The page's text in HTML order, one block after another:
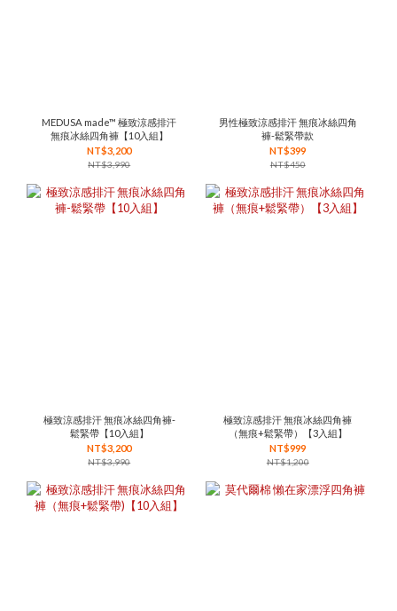
MEDUSA made™ 極致涼感排汗
無痕冰絲四角褲【10入組】
NT$3,200
NT$3,990
男性極致涼感排汗 無痕冰絲四角
褲-鬆緊帶款
NT$399
NT$450
極致涼感排汗 無痕冰絲四角褲-
鬆緊帶【10入組】
NT$3,200
NT$3,990
極致涼感排汗 無痕冰絲四角褲
（無痕+鬆緊帶）【3入組】
NT$999
NT$1,200